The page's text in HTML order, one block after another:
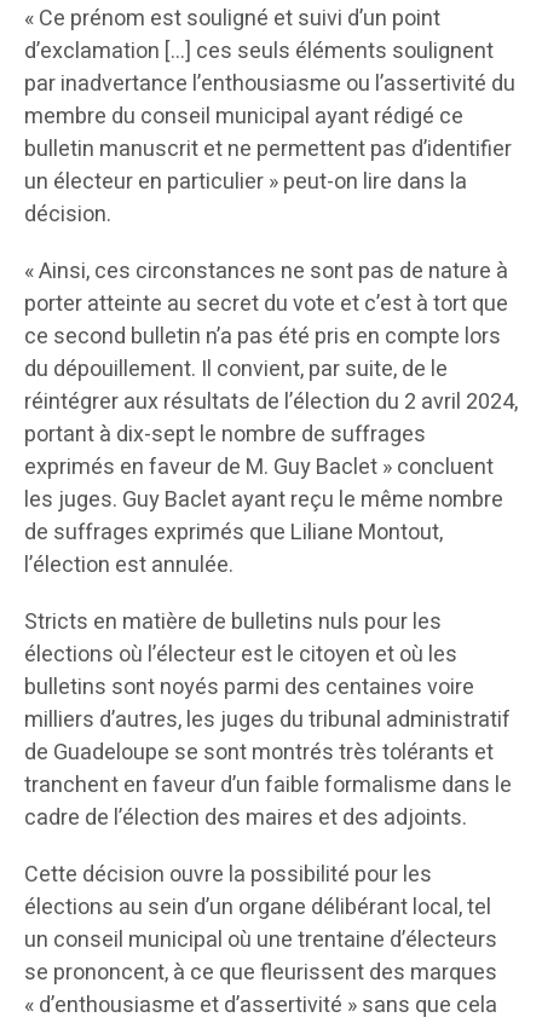
« Ce prénom est souligné et suivi d’un point
d’exclamation […] ces seuls éléments soulignent
par inadvertance l’enthousiasme ou l’assertivité du
membre du conseil municipal ayant rédigé ce
bulletin manuscrit et ne permettent pas d’identifier
un électeur en particulier » peut-on lire dans la
décision.
« Ainsi, ces circonstances ne sont pas de nature à
porter atteinte au secret du vote et c’est à tort que
ce second bulletin n’a pas été pris en compte lors
du dépouillement. Il convient, par suite, de le
réintégrer aux résultats de l’élection du 2 avril 2024,
portant à dix-sept le nombre de suffrages
exprimés en faveur de M. Guy Baclet » concluent
les juges. Guy Baclet ayant reçu le même nombre
de suffrages exprimés que Liliane Montout,
l’élection est annulée.
Stricts en matière de bulletins nuls pour les
élections où l’électeur est le citoyen et où les
bulletins sont noyés parmi des centaines voire
milliers d’autres, les juges du tribunal administratif
de Guadeloupe se sont montrés très tolérants et
tranchent en faveur d’un faible formalisme dans le
cadre de l’élection des maires et des adjoints.
Cette décision ouvre la possibilité pour les
élections au sein d’un organe délibérant local, tel
un conseil municipal où une trentaine d’électeurs
se prononcent, à ce que fleurissent des marques
« d’enthousiasme et d’assertivité » sans que cela